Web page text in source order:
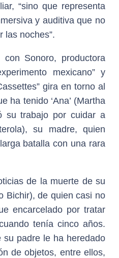
“sino que representa
y auditiva que no
las noches”.
con Sonoro, productora
mexicano” y
gira en torno al
ha tenido ‘Ana’ (Martha
su trabajo por cuidar a
su madre, quien
batalla con una rara
de la muerte de su
Bichir), de quien casi no
encarcelado por tratar
tenía cinco años.
su padre le ha heredado
de objetos, entre ellos,